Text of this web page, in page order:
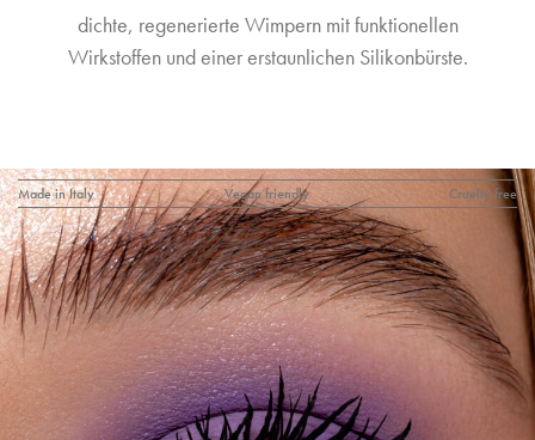
dichte, regenerierte Wimpern mit funktionellen
Wirkstoffen und einer erstaunlichen Silikonbürste.
Made in Italy Vegan friendly Cruelty free